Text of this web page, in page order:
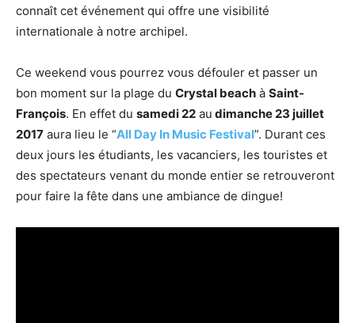
connaît cet événement qui offre une visibilité
internationale à notre archipel.
Ce weekend vous pourrez vous défouler et passer un
bon moment sur la plage du Crystal beach à Saint-
François. En effet du samedi 22 au dimanche 23 juillet
2017 aura lieu le “All Day In Music Festival”. Durant ces
deux jours les étudiants, les vacanciers, les touristes et
des spectateurs venant du monde entier se retrouveront
pour faire la fête dans une ambiance de dingue!